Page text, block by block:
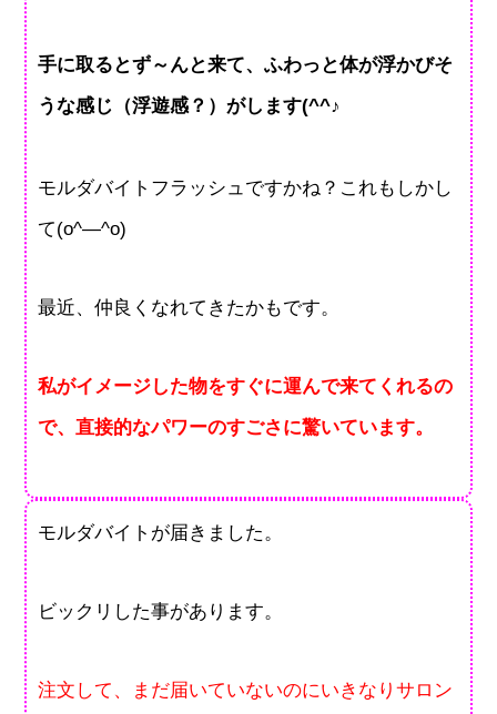
手に取るとず～んと来て、ふわっと体が浮かびそ
うな感じ（浮遊感？）がします(^^♪
モルダバイトフラッシュですかね？これもしかし
て(o^―^o)
最近、仲良くなれてきたかもです。
私がイメージした物をすぐに運んで来てくれるの
で、直接的なパワーのすごさに驚いています。
モルダバイトが届きました。
ビックリした事があります。
注文して、まだ届いていないのにいきなりサロン